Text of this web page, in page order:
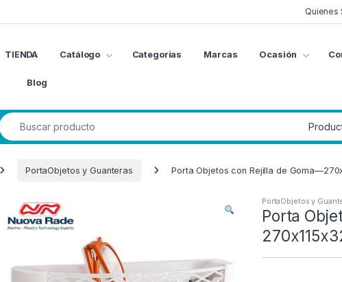
Quienes
TIENDA Catálogo Categorias Marcas Ocasión
Blog
Search for:
PortaObjetos y Guanteras Porta Objetos con Rejilla de
PortaObjetos y
Porta